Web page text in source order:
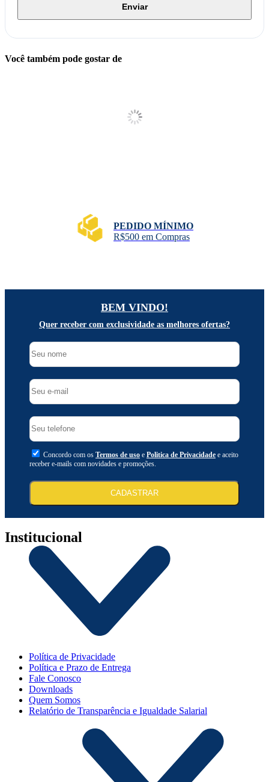
Enviar
Você também pode gostar de
PEDIDO MÍNIMO
R$500 em Compras
BEM VINDO!
Quer receber com exclusividade as melhores ofertas?
Concordo com os Termos de uso e Politica de Privacidade e aceito
receber e-mails com novidades e promoções.
CADASTRAR
Institucional
Política de Privacidade
Política e Prazo de Entrega
Fale Conosco
Downloads
Quem Somos
Relatório de Transparência e Igualdade Salarial